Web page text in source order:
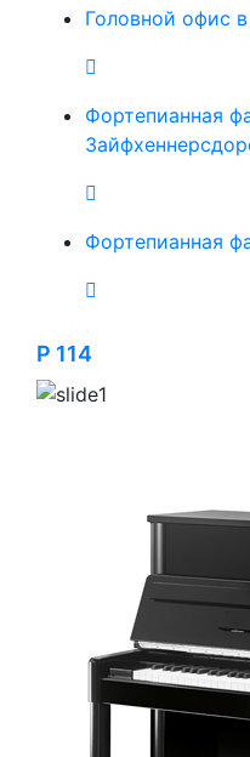
Головной офис
Фортепианная
Фортепианная
P 114